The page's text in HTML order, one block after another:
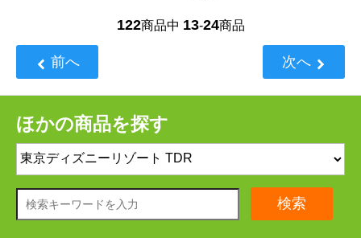
122商品中 13-24商品
前へ 次へ
ほかの商品を探す
検索